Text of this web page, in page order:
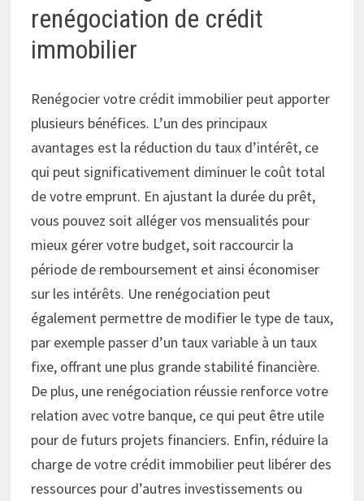
renégociation de crédit
immobilier
Renégocier votre crédit immobilier peut apporter
plusieurs bénéfices. L’un des principaux
avantages est la réduction du taux d’intérêt, ce
qui peut significativement diminuer le coût total
de votre emprunt. En ajustant la durée du prêt,
vous pouvez soit alléger vos mensualités pour
mieux gérer votre budget, soit raccourcir la
période de remboursement et ainsi économiser
sur les intérêts. Une renégociation peut
également permettre de modifier le type de taux,
par exemple passer d’un taux variable à un taux
fixe, offrant une plus grande stabilité financière.
De plus, une renégociation réussie renforce votre
relation avec votre banque, ce qui peut être utile
pour de futurs projets financiers. Enfin, réduire la
charge de votre crédit immobilier peut libérer des
ressources pour d’autres investissements ou